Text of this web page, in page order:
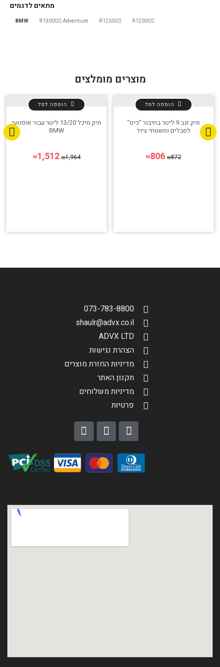
מתאים לדגמים
BMW R1200GS
R1250GS
R1300GS Adventure
מוצרים מומלצים
תיק זנב 9 ליטר בחיבור "כיס"
לסבלים ומשטחי ציוד
₪872
₪806
הוספה לסל
תיק מיכל 13/20 ליטר עבור אופנועי
BMW
₪1,964
₪1,512
הוספה לסל
073-783-8800
shaulr@advx.co.il
ADVX LTD
הצהרת נגישות
מדיניות החזרת מוצרים
תקנון האתר
מדיניות משלוחים
פרטיות